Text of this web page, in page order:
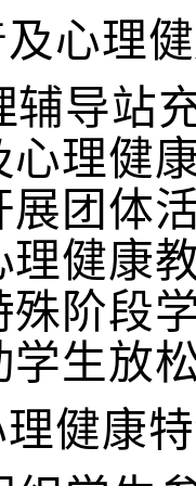
心理
辅导站
心理健
展团体
理健康
殊阶段
学生放
健康